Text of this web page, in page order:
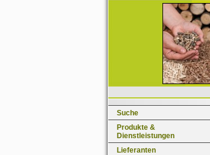
Suche
Produkte &
Dienstleistungen
Lieferanten